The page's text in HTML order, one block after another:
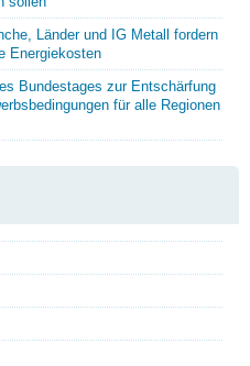
Länder und IG Metall fordern
Energiekosten
Bundestages zur Entschärfung
für alle Regionen